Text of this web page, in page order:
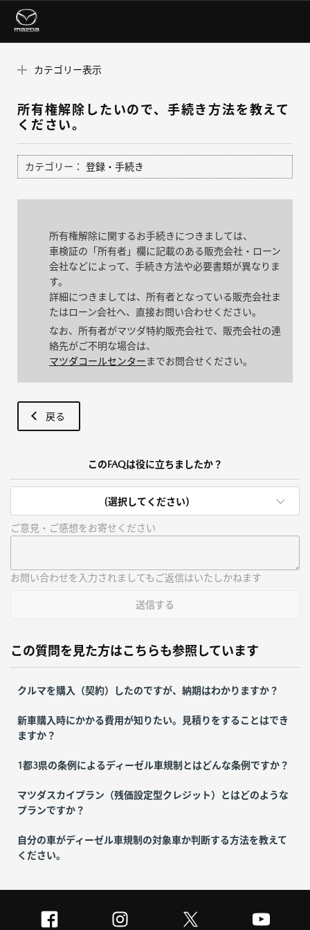
カテゴリー表示
所有権解除したいので、手続き方法を教えて
ください。
カテゴリー： 登録・手続き
所有権解除に関するお手続きにつきましては、
車検証の「所有者」欄に記載のある販売会社・ローン
会社などによって、手続き方法や必要書類が異なりま
す。
詳細につきましては、所有者となっている販売会社ま
たはローン会社へ、直接お問い合わせください。
なお、所有者がマツダ特約販売会社で、販売会社の連
絡先がご不明な場合は、
マツダコールセンターまでお問合せください。
戻る
このFAQは役に立ちましたか？
(選択してください)
ご意見・ご感想をお寄せください
お問い合わせを入力されましてもご返信はいたしかねます
送信する
この質問を見た方はこちらも参照しています
クルマを購入（契約）したのですが、納期はわかりますか？
新車購入時にかかる費用が知りたい。見積りをすることはでき
ますか？
1都3県の条例によるディーゼル車規制とはどんな条例ですか？
マツダスカイプラン（残価設定型クレジット）とはどのような
プランですか？
自分の車がディーゼル車規制の対象車か判断する方法を教えて
ください。